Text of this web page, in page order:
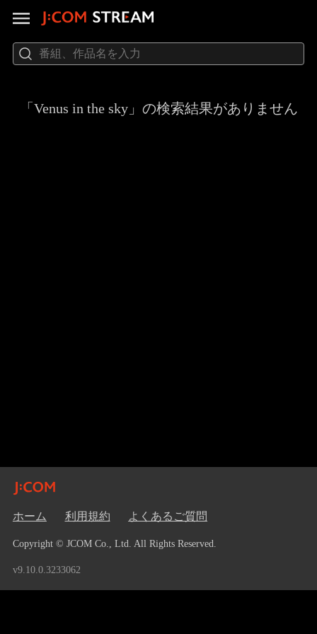
「Venus in the sky」の検索結果がありません
ホーム 利用規約 よくあるご質問
Copyright © JCOM Co., Ltd. All Rights Reserved.
v9.10.0.3233062